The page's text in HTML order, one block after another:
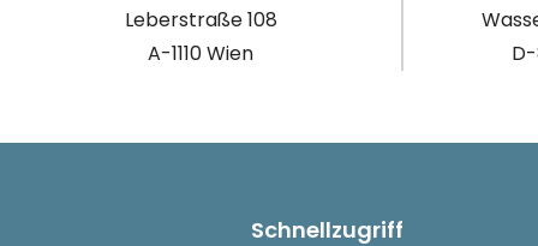
Leberstraße 108
A-1110 Wien
Schnellzugriff